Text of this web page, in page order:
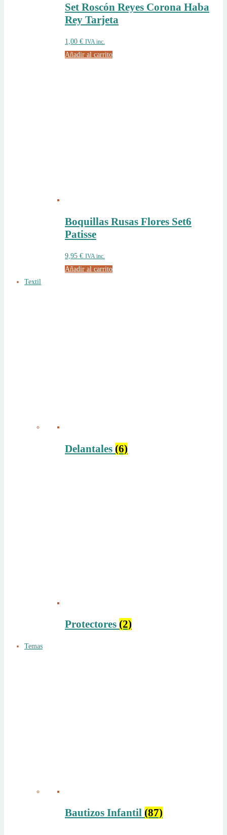
Set Roscón Reyes Corona Haba
Rey Tarjeta
1,00 € IVA inc.
Añadir al carrito
Boquillas Rusas Flores Set6
Patisse
9,95 € IVA inc.
Añadir al carrito
Textil
Delantales (6)
Protectores (2)
Temas
Bautizos Infantil (87)